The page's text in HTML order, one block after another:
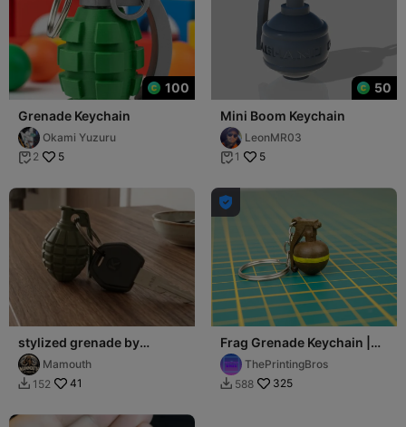
100
Grenade Keychain
Okami Yuzuru
 2 5
50
Mini Boom Keychain
LeonMR03
 1 5
stylized grenade by
mamouth
Mamouth
 152 41

Frag Grenade Keychain |
CS-GO Grenade
ThePrintingBros
 588 325